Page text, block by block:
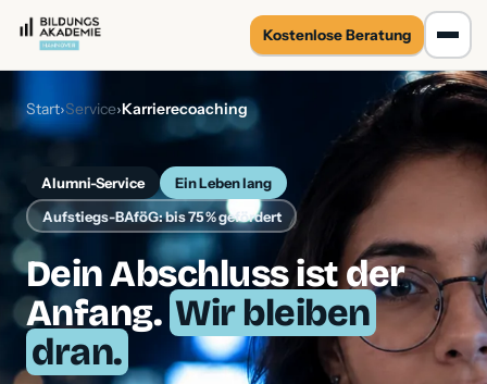
KostenloseBeratung
Start›Service›Karrierecoaching
Alumni-Service
Ein Leben lang
Aufstiegs-BAföG: bis 75 % gefördert
Dein Abschluss ist der
Anfang. Wir bleiben
dran.